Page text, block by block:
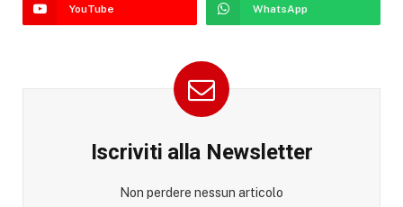
YouTube WhatsApp
Iscriviti alla Newsletter
Non perdere nessun articolo